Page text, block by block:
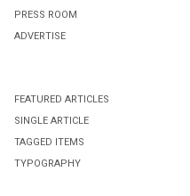
PRESS ROOM
ADVERTISE
FEATURED ARTICLES
SINGLE ARTICLE
TAGGED ITEMS
TYPOGRAPHY